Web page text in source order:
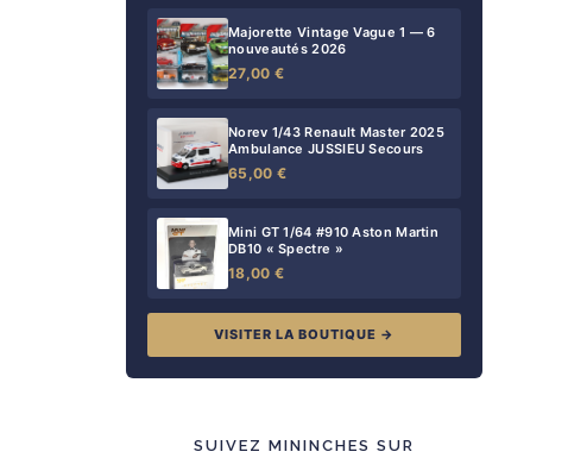
Majorette Vintage Vague 1 — 6
nouveautés 2026
27,00 €
Norev 1/43 Renault Master 2025
Ambulance JUSSIEU Secours
65,00 €
Mini GT 1/64 #910 Aston Martin
DB10 « Spectre »
18,00 €
VISITER LA BOUTIQUE →
SUIVEZ MININCHES SUR